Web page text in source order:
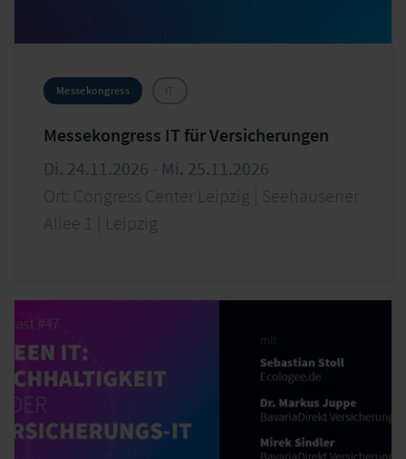
Messekongress
Messekongress IT für Versicherungen
Di. 24.11.2026 - Mi. 25.11.2026
Ort: Congress Center Leipzig | Seehausener
Allee 1 | Leipzig